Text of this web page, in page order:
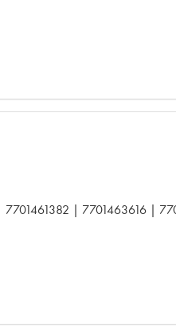
| 7701463616 |